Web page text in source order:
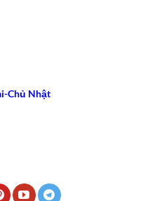
Chủ Nhật